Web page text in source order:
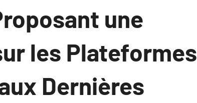
une
les Plateformes
Dernières